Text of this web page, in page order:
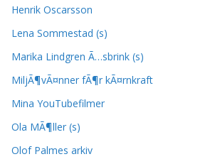
Henrik Oscarsson
Lena Sommestad (s)
Marika Lindgren Ã…sbrink (s)
MiljÃ¶vÃ¤nner fÃ¶r kÃ¤rnkraft
Mina YouTubefilmer
Ola MÃ¶ller (s)
Olof Palmes arkiv